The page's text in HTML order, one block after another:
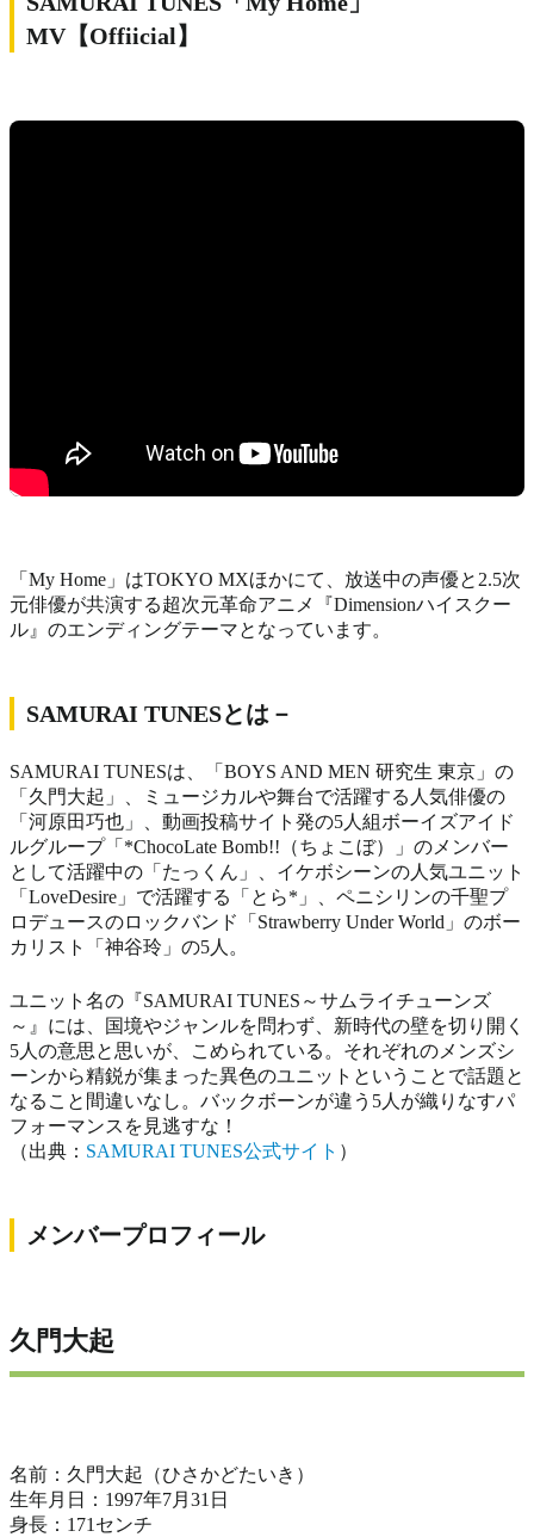
MV【Offiicial】
「My Home」はTOKYO MXほかにて、放送中の声優と2.5次
元俳優が共演する超次元革命アニメ『Dimensionハイスクー
ル』のエンディングテーマとなっています。
SAMURAI TUNESとは－
SAMURAI TUNESは、「BOYS AND MEN 研究生 東京」の
「久門大起」、ミュージカルや舞台で活躍する人気俳優の
「河原田巧也」、動画投稿サイト発の5人組ボーイズアイド
ルグループ「*ChocoLate Bomb!!（ちょこぼ）」のメンバー
として活躍中の「たっくん」、イケボシーンの人気ユニット
「LoveDesire」で活躍する「とら*」、ペニシリンの千聖プ
ロデュースのロックバンド「Strawberry Under World」のボー
カリスト「神谷玲」の5人。
ユニット名の『SAMURAI TUNES～サムライチューンズ
～』には、国境やジャンルを問わず、新時代の壁を切り開く
5人の意思と思いが、こめられている。それぞれのメンズシ
ーンから精鋭が集まった異色のユニットということで話題と
なること間違いなし。バックボーンが違う5人が織りなすパ
フォーマンスを見逃すな！
（出典： SAMURAI TUNES公式サイト ）
メンバープロフィール
久門大起
名前：久門大起（ひさかどたいき）
生年月日：1997年7月31日
身長：171センチ